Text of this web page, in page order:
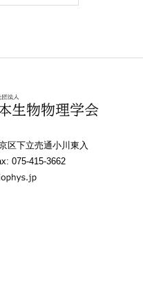
区下立売通小川東入
075-415-3662